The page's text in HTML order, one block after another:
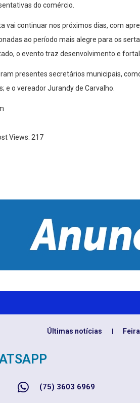
do comércio.
vai continuar nos próximos dias, com
ao período mais alegre para os
o evento traz desenvolvimento e
presentes secretários municipais,
e o vereador Jurandy de Carvalho.
Views: 217
Últimas notícias
(75) 3603 6969